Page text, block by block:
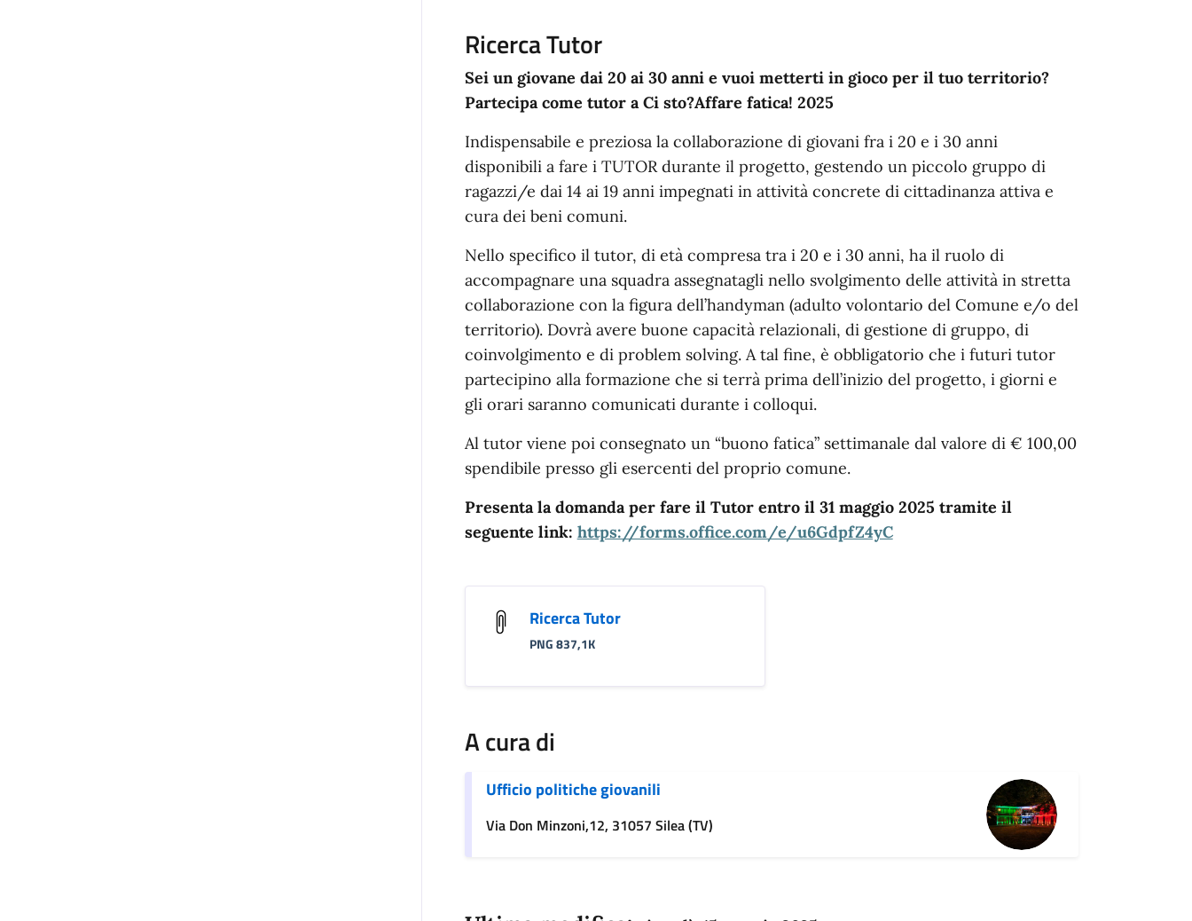
Ricerca Tutor
Sei un giovane dai 20 ai 30 anni e vuoi metterti in gioco per il tuo territorio?
Partecipa come tutor aCi sto?Affare fatica! 2025
Indispensabile e preziosa la collaborazione di giovani fra i 20 e i 30 anni
disponibili a fare i TUTOR durante il progetto, gestendo un piccolo gruppo di
ragazzi/e dai 14 ai 19 anni impegnati in attività concrete di cittadinanza attiva e
cura dei beni comuni.
Nello specifico il tutor, di età compresa tra i 20 e i 30 anni, ha il ruolo di
accompagnare una squadra assegnatagli nello svolgimento delle attività in stretta
collaborazione con la figura dell’handyman (adulto volontario del Comune e/o del
territorio). Dovrà avere buone capacità relazionali, di gestione di gruppo, di
coinvolgimento e di problem solving. A tal fine, è obbligatorio che i futuri tutor
partecipino alla formazione che si terrà prima dell’inizio del progetto, i giorni e
gli orari saranno comunicati durante i colloqui.
Al tutor viene poi consegnato un “buono fatica” settimanale dal valore di € 100,00
spendibile presso gli esercenti del proprio comune.
Presenta la domanda per fare il Tutor entro il 31 maggio 2025 tramite il
seguente link: https://forms.office.com/e/u6GdpfZ4yC
Ricerca Tutor
PNG 837,1K
A cura di
Ufficio politiche giovanili
Via Don Minzoni,12, 31057 Silea (TV)